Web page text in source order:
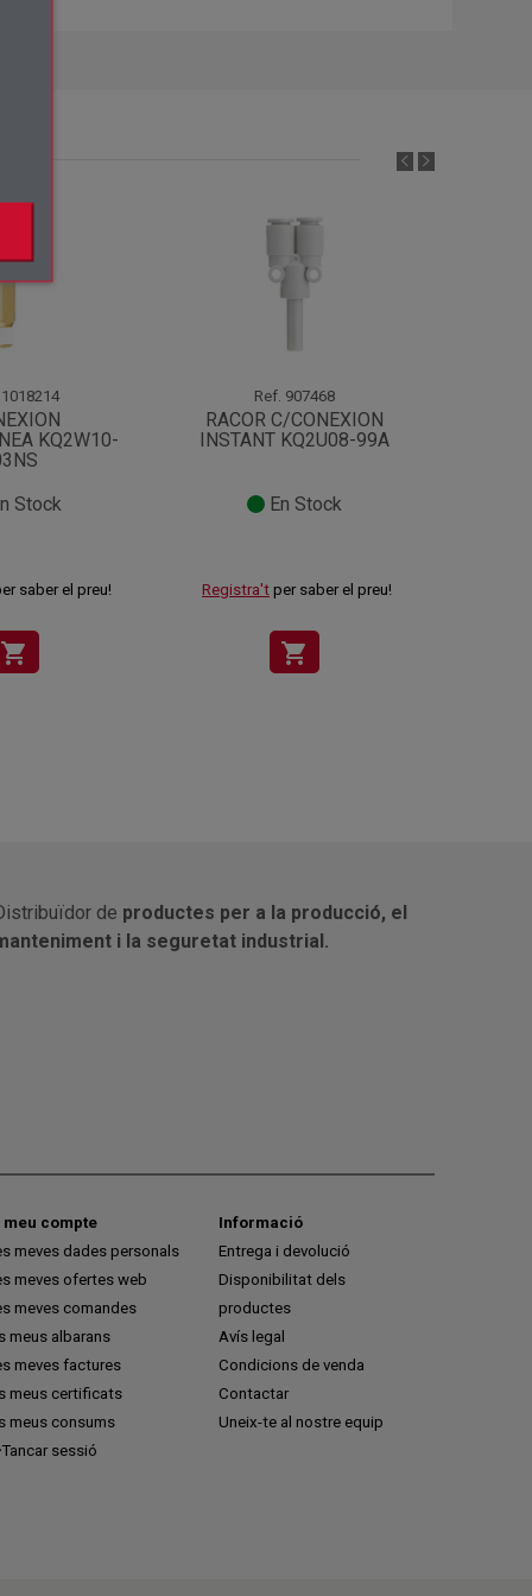
KQ2W10-
Stock
saber el preu!
shopping_cart
Ref. 907468
RACOR C/CONEXION
INSTANT KQ2U08-99A
En Stock
Registra't per saber el preu!
shopping_cart
de productes per a la producció, el
i la seguretat industrial.
meu compte
meves dades personals
meves ofertes web
meves comandes
meus albarans
meves factures
meus certificats
meus consums
Tancar sessió
Informació
Entrega i devolució
Disponibilitat dels
productes
Avís legal
Condicions de venda
Contactar
Uneix-te al nostre equip